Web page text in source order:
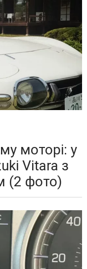
моторі: у
Vitara з
(2 фото)